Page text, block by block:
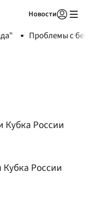
Новости
Проблемы с
Кубка России
России